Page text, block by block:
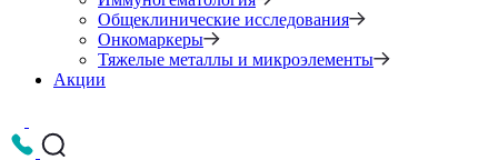
Общеклинические исследования
Онкомаркеры
Тяжелые металлы и микроэлементы
Акции